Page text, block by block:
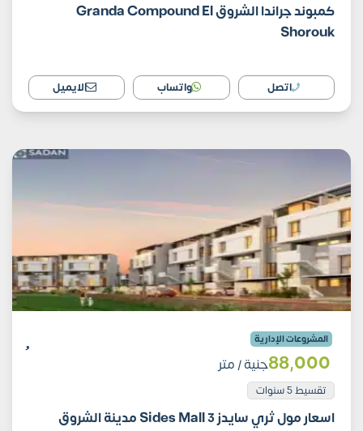
كمبوند جراندا الشروق Granda Compound El
Shorouk
اتصل واتساب الايميل
المشروعات الإدارية
88٬000جنية/ متر
تقسيط 5 سنوات
اسعار مول ثري سايدز 3 Sides Mall مدينة الشروق